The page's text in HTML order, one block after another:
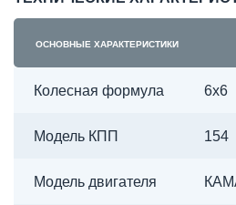
ОСНОВНЫЕ ХАРАКТЕРИСТИКИ
Колесная формула 6х6
Модель КПП 154
Модель двигателя